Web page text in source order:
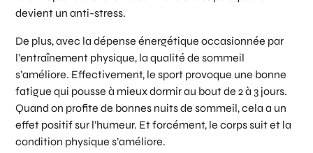
devient un anti-stress.
De plus, avec la dépense énergétique occasionnée par
l’entraînement physique, la qualité de sommeil
s’améliore. Effectivement, le sport provoque une bonne
fatigue qui pousse à mieux dormir au bout de 2 à 3 jours.
Quand on profite de bonnes nuits de sommeil, cela a un
effet positif sur l’humeur. Et forcément, le corps suit et la
condition physique s’améliore.